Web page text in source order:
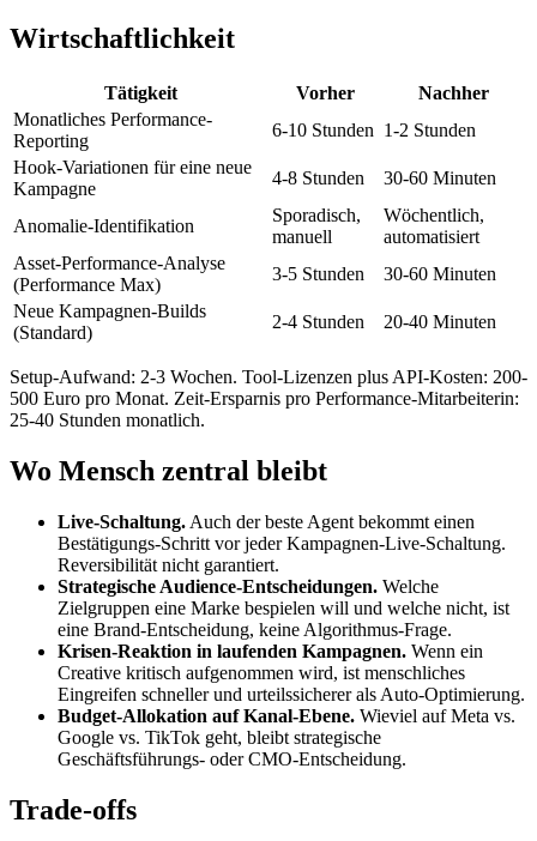
Wirtschaftlichkeit
Tätigkeit Vorher
Nachher
Monatliches Performance-
Reporting
6-10 Stunden 1-2 Stunden
Hook-Variationen für eine neue
Kampagne
4-8 Stunden 30-60 Minuten
Anomalie-Identifikation
Sporadisch,
manuell
Wöchentlich,
automatisiert
Asset-Performance-Analyse
(Performance Max)
3-5 Stunden
30-60 Minuten
Neue Kampagnen-Builds
(Standard)
2-4 Stunden 20-40 Minuten
Setup-Aufwand: 2-3 Wochen. Tool-Lizenzen plus API-Kosten: 200-
500 Euro pro Monat. Zeit-Ersparnis pro Performance-Mitarbeiterin:
25-40 Stunden monatlich.
Wo Mensch zentral bleibt
Live-Schaltung. Auch der beste Agent bekommt einen
Bestätigungs-Schritt vor jeder Kampagnen-Live-Schaltung.
Reversibilität nicht garantiert.
Strategische Audience-Entscheidungen. Welche
Zielgruppen eine Marke bespielen will und welche nicht, ist
eine Brand-Entscheidung, keine Algorithmus-Frage.
Krisen-Reaktion in laufenden Kampagnen. Wenn ein
Creative kritisch aufgenommen wird, ist menschliches
Eingreifen schneller und urteilssicherer als Auto-Optimierung.
Budget-Allokation auf Kanal-Ebene. Wieviel auf Meta vs.
Google vs. TikTok geht, bleibt strategische
Geschäftsführungs- oder CMO-Entscheidung.
Trade-offs